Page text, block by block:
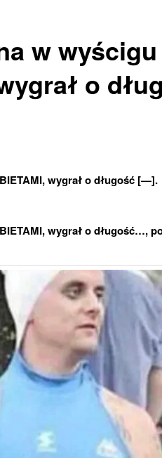
w
o
wygrał o długość [—].
wygrał o długość…,